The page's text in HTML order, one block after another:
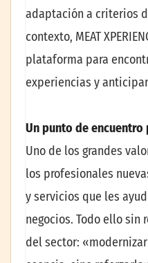
adaptación a criterios
contexto, MEAT
plataforma para
experiencias y
Un punto de
Uno de los grandes
los profesionales
y servicios que les
negocios. Todo ello sin
del sector: